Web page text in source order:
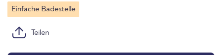
Einfache Badestelle
Teilen